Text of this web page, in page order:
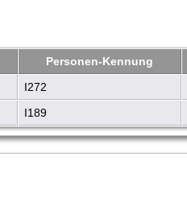
Personen-Kennung
I272
I189